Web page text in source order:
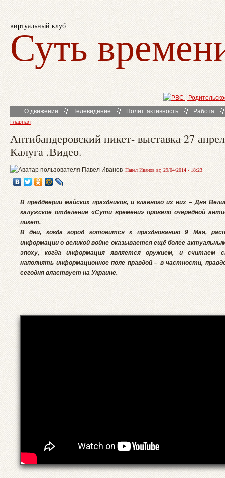
виртуальный клуб
Суть
О движении Телевидение Полит. активность Работа
Главная
Антибандеровский пикет- выставка 27
Калуга .Видео.
Павел Иванов вт, 29/04/2014 - 18:23
В преддверии майских праздников, и главного из них – Дня
калужское отделение «Сути времени» провело очередной
пикет.
В дни, когда город готовится к празднованию 9 Мая,
информации о великой войне оказывается ещё более
эпоху, когда информация является оружием, и считаем
наполнять информационное поле правдой – в частности,
сегодня властвует на Украине.